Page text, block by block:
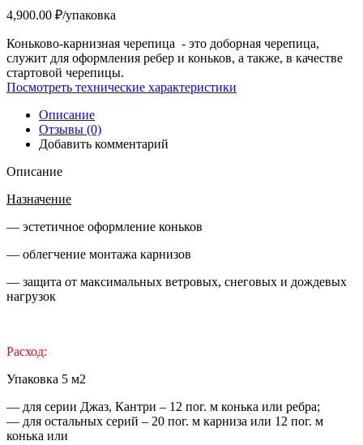
4,900.00 ₽/упаковка
Коньково-карнизная черепица - это доборная черепица,
служит для оформления ребер и коньков, а также, в качестве
стартовой черепицы.
Посмотреть технические характеристики
Описание
Отзывы (0)
Добавить комментарий
Описание
Назначение
— эстетичное оформление коньков
— облегчение монтажа карнизов
— защита от максимальных ветровых, снеговых и дождевых
нагрузок
Расход:
Упаковка 5 м2
— для серии Джаз, Кантри – 12 пог. м конька или ребра;
— для остальных серий – 20 пог. м карниза или 12 пог. м
конька или